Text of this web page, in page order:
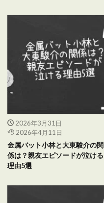
2026年3月31日
2026年4月11日
金属バット小林と大東駿介の関
係は？親友エピソードが泣ける
理由5選